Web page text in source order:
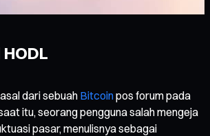
dari sebuah Bitcoinpos forum pada
itu, seorang pengguna salah mengeja
pasar, menulisnya sebagai